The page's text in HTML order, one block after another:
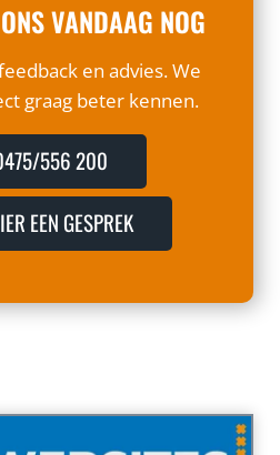
VANDAAG NOG
en advies. We
graag beter kennen.
556 200
EEN GESPREK